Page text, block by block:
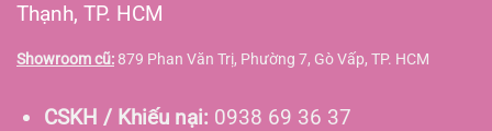
Thạnh, TP. HCM
Showroom cũ: 879 Phan Văn Trị, Phường 7, Gò Vấp, TP. HCM
CSKH / Khiếu nại: 0938 69 36 37